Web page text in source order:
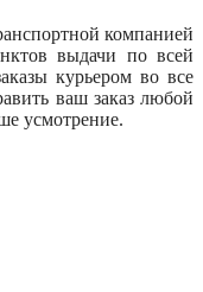
компанией
выдачи по всей
курьером во все
ваш заказ любой
усмотрение.